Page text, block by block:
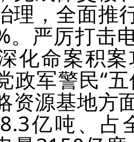
理，全面推
。严厉打击
化命案积
政军警民“
资源基地方
亿吨、占